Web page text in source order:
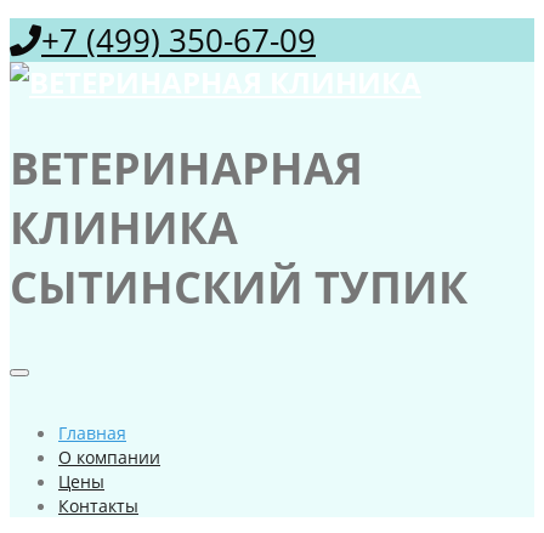
+7 (499) 350-67-09
ВЕТЕРИНАРНАЯ
КЛИНИКА
СЫТИНСКИЙ ТУПИК
Главная
О компании
Цены
Контакты